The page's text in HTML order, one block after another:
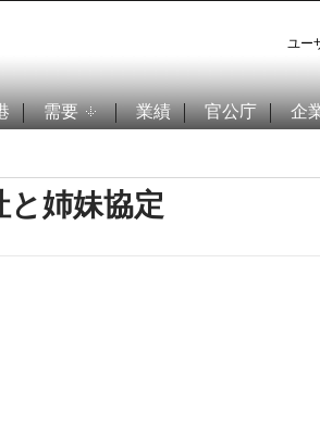
ユー
需要 業績 官公庁 企
と姉妹協定